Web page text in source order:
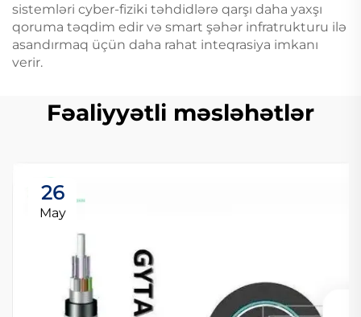
sistemləri cyber-fiziki təhdidlərə qarşı daha yaxşı
qoruma təqdim edir və smart şəhər infratrukturu ilə
asandırmaq üçün daha rahat inteqrasiya imkanı
verir.
Fəaliyyətli məsləhətlər
26
May